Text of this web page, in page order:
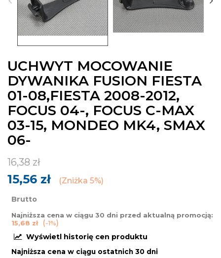
UCHWYT MOCOWANIE
DYWANIKA FUSION FIESTA
01-08,FIESTA 2008-2012,
FOCUS 04-, FOCUS C-MAX
03-15, MONDEO MK4, SMAX
06-
16,38 zł
15,56 zł Zniżka 5%
Brutto
Najniższa cena w ciągu 30 dni przed aktualną promocją:
15,68 zł
-1%
Wyświetl historię cen produktu
Najniższa cena w ciągu ostatnich 30 dni